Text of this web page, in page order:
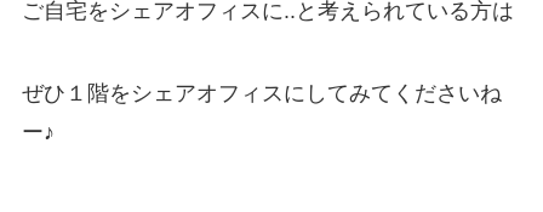
ご自宅をシェアオフィスに..と考えられている方は
ぜひ１階をシェアオフィスにしてみてくださいね
ー♪